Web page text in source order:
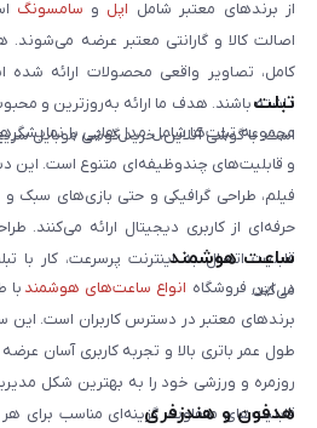
از برندهای معتبر شامل اپل و سامسونگ
اصالت کالا و گارانتی معتبر عرضه
کامل، تصاویر واقعی محصولات ارائه شده
داشته باشند. هدف ما ارائه به‌روزترین و
است. با گوشی آنلاین، خرید گوشی موبایل
تبلت
مجموعه تبلت‌ها شامل مدل‌هایی با
و قابلیت‌های چندوظیفه‌ای متنوع است. این
فیلم، طراحی گرافیکی و حتی بازی‌های سبک و
حرفه‌ای از کاربری دیجیتال ارائه می‌کنند.
قابلیت اتصال به اینترنت پرسرعت، کار
می‌کند.
ساعت هوشمند
در این فروشگاه انواع ساعت‌های هوشمند با
برندهای معتبر در دسترس کاربران است. این
طول عمر باتری بالا و تجربه کاربری آسان
روزمره و ورزشی خود را به بهترین شکل
قابلیت‌های متفاوت، گزینه‌ای مناسب برای
هدفون و هندزفری